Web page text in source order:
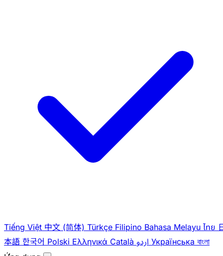
Tiếng Việt 中文 (简体) Türkçe Filipino Bahasa Melayu ไทย
本語 한국어 Polski Ελληνικά Català Українська বাংলা